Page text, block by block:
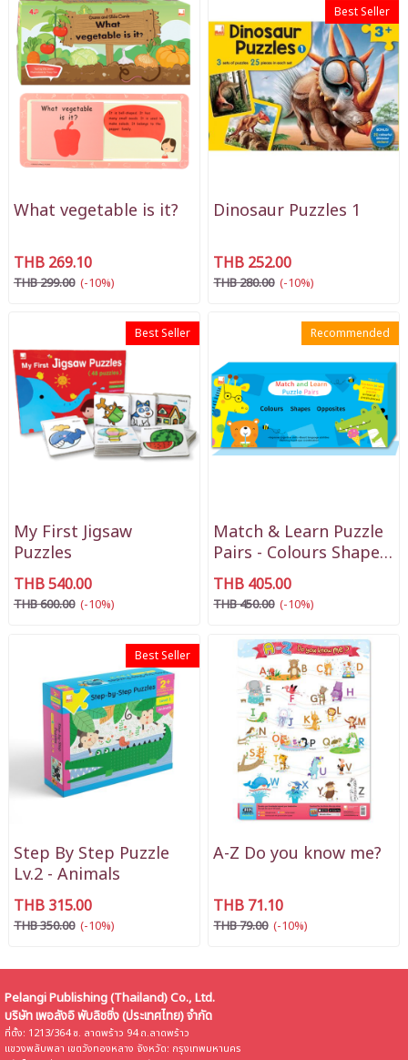
What vegetable is it?
THB 269.10
THB 299.00 (-10%)
Best Seller
Dinosaur Puzzles 1
THB 252.00
THB 280.00 (-10%)
Best Seller
My First Jigsaw
Puzzles
THB 540.00
THB 600.00 (-10%)
Recommended
Match & Learn Puzzle
Pairs - Colours Shape
Opposites
THB 405.00
THB 450.00 (-10%)
Best Seller
Step By Step Puzzle
Lv.2 - Animals
THB 315.00
THB 350.00 (-10%)
A-Z Do you know me?
THB 71.10
THB 79.00 (-10%)
Pelangi Publishing (Thailand) Co., Ltd.
บริษัท เพอลังอิ พับลิชชิ่ง (ประเทศไทย) จำกัด
ที่ตั้ง: 1213/364 ซ. ลาดพร้าว 94 ถ.ลาดพร้าว
แขวงพลับพลา เขตวังทองหลาง จังหวัด: กรุงเทพมหานคร